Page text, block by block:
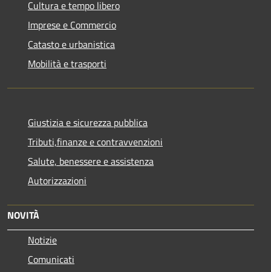
Cultura e tempo libero
Imprese e Commercio
Catasto e urbanistica
Mobilità e trasporti
Giustizia e sicurezza pubblica
Tributi,finanze e contravvenzioni
Salute, benessere e assistenza
Autorizzazioni
NOVITÀ
Notizie
Comunicati